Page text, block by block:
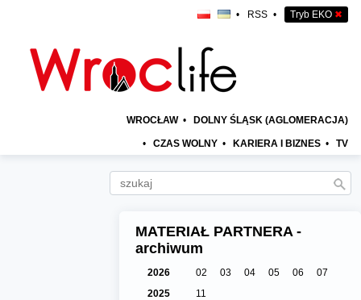
• RSS • Tryb EKO ✖
WROCŁAW • DOLNY ŚLĄSK (AGLOMERACJA)
• CZAS WOLNY • KARIERA I BIZNES • TV
MATERIAŁ PARTNERA -
archiwum
2026 02 03 04 05 06
07
2025
11